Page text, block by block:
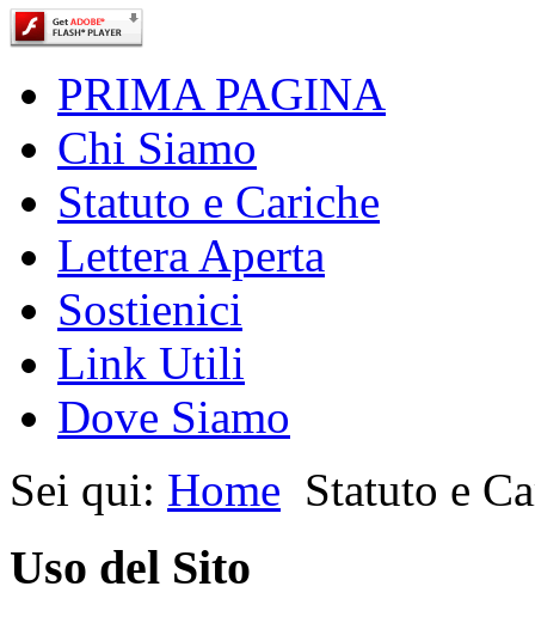
PRIMA PAGINA
Chi Siamo
Statuto e Cariche
Lettera Aperta
Sostienici
Link Utili
Dove Siamo
Sei qui: Home Statuto e
Uso del Sito